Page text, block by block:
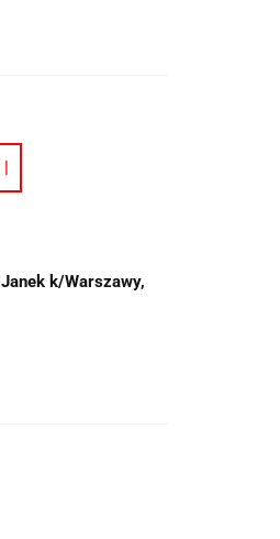
|
k/Warszawy,